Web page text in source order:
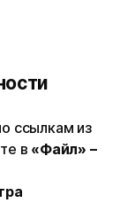
ссылкам из
в «Файл» –